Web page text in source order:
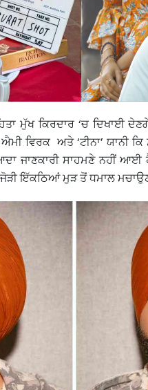
ਮੁੱਖ ਕਿਰਦਾਰ ‘ਚ ਦਿਖਾਈ
ਐਮੀ ਵਿਰਕ ਅਤੇ ‘ਟੀਨਾ’
ਜਾਣਕਾਰੀ ਸਾਹਮਣੇ ਨਹੀਂ
ਇੱਕਠਿਆਂ ਮੁੜ ਤੋਂ ਧਮਾਲ